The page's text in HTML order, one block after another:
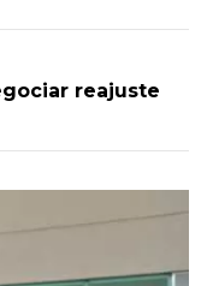
reajuste